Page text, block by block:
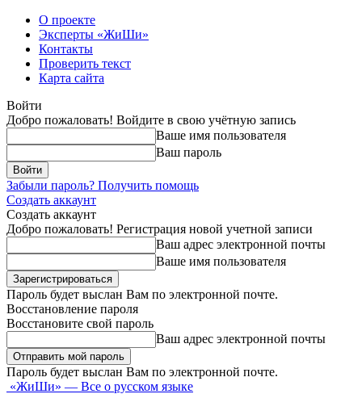
О проекте
Эксперты «ЖиШи»
Контакты
Проверить текст
Карта сайта
Войти
Добро пожаловать! Войдите в свою учётную запись
Ваше имя пользователя
Ваш пароль
Забыли пароль? Получить помощь
Создать аккаунт
Создать аккаунт
Добро пожаловать! Регистрация новой учетной записи
Ваш адрес электронной почты
Ваше имя пользователя
Пароль будет выслан Вам по электронной почте.
Восстановление пароля
Восстановите свой пароль
Ваш адрес электронной почты
Пароль будет выслан Вам по электронной почте.
«ЖиШи» — Все о русском языке